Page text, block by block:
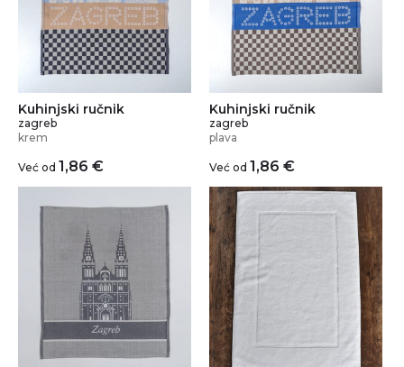
Kuhinjski ručnik
zagreb
krem
Već od 1,86 €
Kuhinjski ručnik
zagreb
plava
Već od 1,86 €